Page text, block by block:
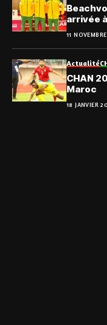
arrivée
11
Actualité
CHAN
Maroc
18 JANVIER